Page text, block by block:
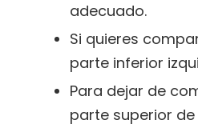
adecuado.
Si quieres
parte inferior
Para dejar de
parte superior